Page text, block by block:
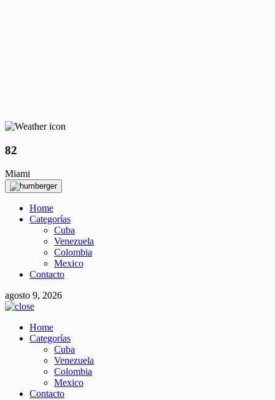
82
Miami
Home
Categorías
Cuba
Venezuela
Colombia
Mexico
Contacto
agosto 9, 2026
Home
Categorías
Cuba
Venezuela
Colombia
Mexico
Contacto